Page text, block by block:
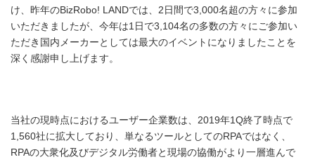
け、昨年のBizRobo! LANDでは、2日間で3,000名超の方々に参加
いただきましたが、今年は1日で3,104名の多数の方々にご参加い
ただき国内メーカーとしては最大のイベントになりましたことを
深く感謝申し上げます。
当社の現時点におけるユーザー企業数は、2019年1Q終了時点で
1,560社に拡大しており、単なるツールとしてのRPAではなく、
RPAの大衆化及びデジタル労働者と現場の協働がより一層進んで